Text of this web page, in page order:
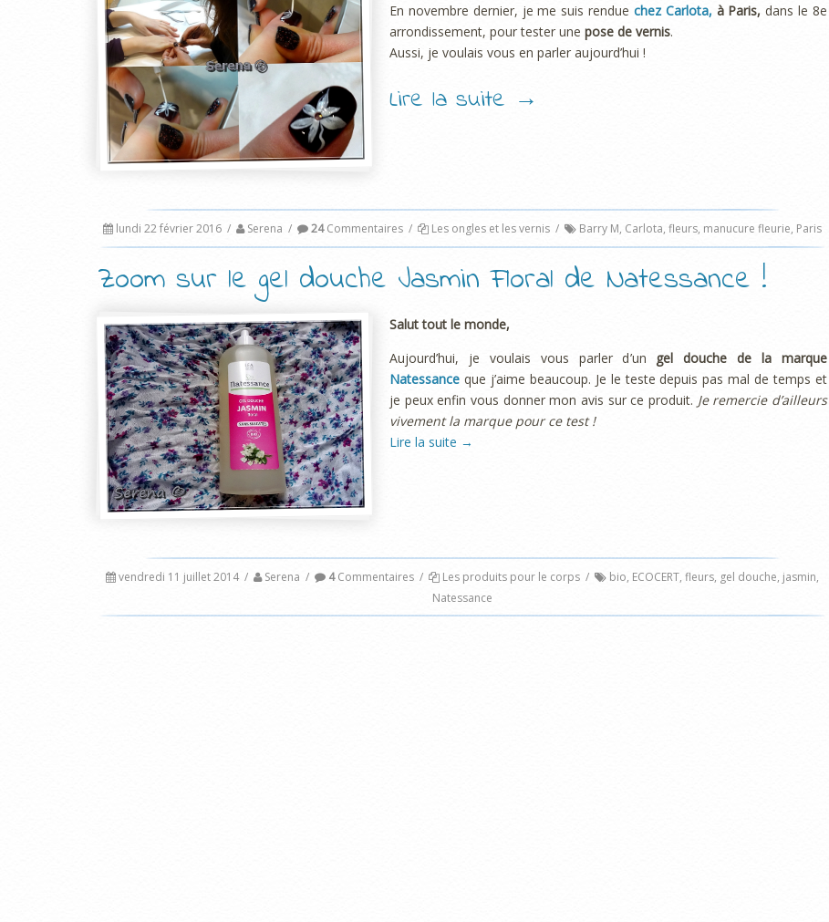
En novembre dernier, je me suis rendue chez Carlota, à Paris, dans le 8e
arrondissement, pour tester une pose de vernis.
Aussi, je voulais vous en parler aujourd’hui !
Lire la suite →
lundi 22 février 2016 / Serena / 24Commentaires / Les ongles et les vernis / Barry M, Carlota, fleurs, manucure fleurie, Paris
Zoom sur le gel douche Jasmin Floral de Natessance !
Salut tout le monde,
Aujourd’hui, je voulais vous parler d’un gel douche de la marque
Natessance que j’aime beaucoup. Je le teste depuis pas mal de temps et
je peux enfin vous donner mon avis sur ce produit. Je remercie d’ailleurs
vivement la marque pour ce test !
Lire la suite →
vendredi 11 juillet 2014 / Serena / 4Commentaires / Les produits pour le corps / bio, ECOCERT, fleurs, gel douche, jasmin,
Natessance